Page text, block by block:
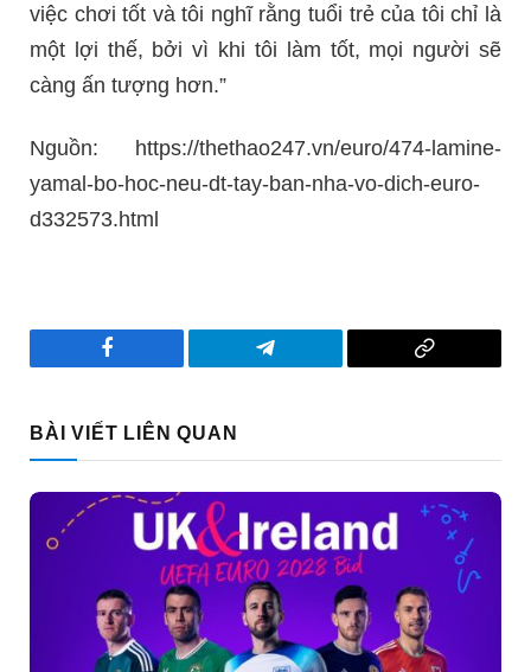
việc chơi tốt và tôi nghĩ rằng tuổi trẻ của tôi chỉ là
một lợi thế, bởi vì khi tôi làm tốt, mọi người sẽ
càng ấn tượng hơn.”
Nguồn: https://thethao247.vn/euro/474-lamine-
yamal-bo-hoc-neu-dt-tay-ban-nha-vo-dich-euro-
d332573.html
Facebook Telegram
Copy
BÀI VIẾT LIÊN QUAN